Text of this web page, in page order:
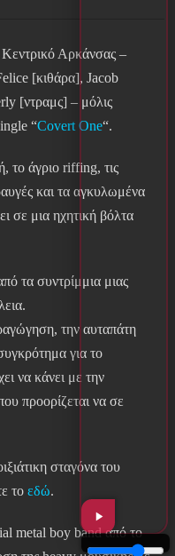
Αρκάνσας –
[κιθάρα], Jacob
[ντραμς] – μόλις
“Covert One“.
το άγριο riffing, τις
και τα αγκυλωμένα
σε μια ηχητική βόλτα
τα συντρίμμια μιας
την αυταπάτη
για το
να κάνει με την
προορίζεται να σε
σταγόνα του
το εδώ.
metal boy band από το